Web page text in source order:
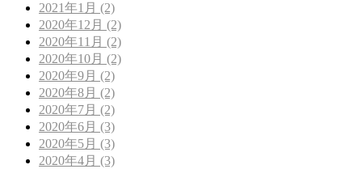
2021年1月 (2)
2020年12月 (2)
2020年11月 (2)
2020年10月 (2)
2020年9月 (2)
2020年8月 (2)
2020年7月 (2)
2020年6月 (3)
2020年5月 (3)
2020年4月 (3)